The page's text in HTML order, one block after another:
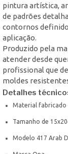
pintura artística,
de padrões
contornos
aplicação.
Produzido pela
atender desde
profissional que
moldes
Detalhes
Material fabricado
Tamanho de
Modelo 417 Arab